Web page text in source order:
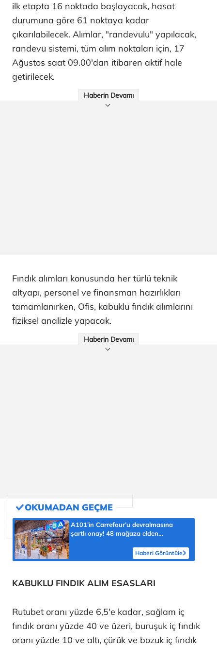
ilk etapta 16 noktada başlayacak, hasat
durumuna göre 61 noktaya kadar
çıkarılabilecek. Alımlar, "randevulu" yapılacak,
randevu sistemi, tüm alım noktaları için, 17
Ağustos saat 09.00'dan itibaren aktif hale
getirilecek.
Haberin Devamı
Fındık alımları konusunda her türlü teknik
altyapı, personel ve finansman hazırlıkları
tamamlanırken, Ofis, kabuklu fındık alımlarını
fiziksel analizle yapacak.
Haberin Devamı
A101’in Carrefour’u devralmasına
şartlı onay! 48 mağaza elden
Haberi Görüntüle
KABUKLU FINDIK ALIM ESASLARI
Rutubet oranı yüzde 6,5'e kadar, sağlam iç
fındık oranı yüzde 40 ve üzeri, buruşuk iç fındık
oranı yüzde 10 ve altı, çürük ve bozuk iç fındık